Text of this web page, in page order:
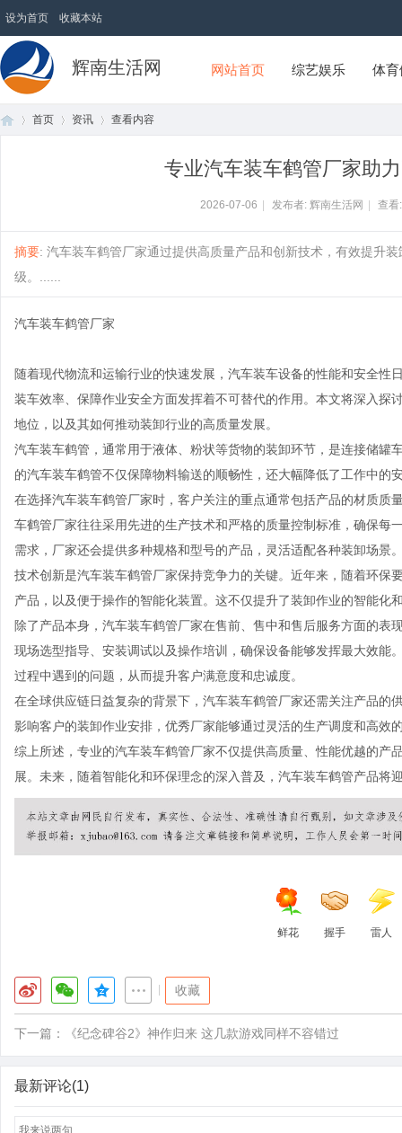
设为首页 收藏本站
辉南生活网 网站首页 综艺娱乐 体
首页 资讯 查看内容
专业汽车装车鹤管厂家助
2026-07-06 发布者: 辉南生活网 查
摘要: 汽车装车鹤管厂家通过提供高质量产品和创新技术，有效提升
级。......
汽车装车鹤管厂家
随着现代物流和运输行业的快速发展，汽车装车设备的性能和安全
装车效率、保障作业安全方面发挥着不可替代的作用。本文将深入探
地位，以及其如何推动装卸行业的高质量发展。
汽车装车鹤管，通常用于液体、粉状等货物的装卸环节，是连接储罐
的汽车装车鹤管不仅保障物料输送的顺畅性，还大幅降低了工作中的
在选择汽车装车鹤管厂家时，客户关注的重点通常包括产品的材质质
车鹤管厂家往往采用先进的生产技术和严格的质量控制标准，确保每
需求，厂家还会提供多种规格和型号的产品，灵活适配各种装卸场景
技术创新是汽车装车鹤管厂家保持竞争力的关键。近年来，随着环保
产品，以及便于操作的智能化装置。这不仅提升了装卸作业的智能
除了产品本身，汽车装车鹤管厂家在售前、售中和售后服务方面的
现场选型指导、安装调试以及操作培训，确保设备能够发挥最大效能
过程中遇到的问题，从而提升客户满意度和忠诚度。
在全球供应链日益复杂的背景下，汽车装车鹤管厂家还需关注产品的
影响客户的装卸作业安排，优秀厂家能够通过灵活的生产调度和高效
综上所述，专业的汽车装车鹤管厂家不仅提供高质量、性能优越的产
展。未来，随着智能化和环保理念的深入普及，汽车装车鹤管产品将
鲜花 握手 雷人
收藏
下一篇： 《纪念碑谷2》神作归来 这几款游戏同样不容错过
最新评论(1)